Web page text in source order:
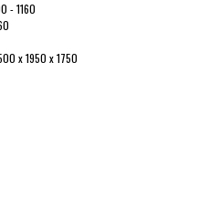
- 1160
х 1950 х 1750